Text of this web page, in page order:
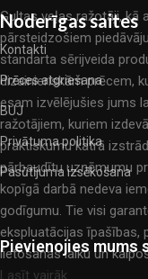
Gultas veļas ražotāji, kā
pārsteidzošiem
standarta sērijveida
dizainieriskām prēcem,
esam izvēlējušies jums
ražotājiem, kuriem
praktiskumu katrā
pārbaudītu uzņēmumu
kopīgā darbā nedeva
godīgumu. Tie visi
ekspluatācijas īpašības,
lietošanas laiku un
Lasīt vairāk...
Noderīgas saites
Kontakti
Prēces atgriešana
BUJ
Privātuma politika
Pasūtījuma izsēkošana
Pievienojies mums